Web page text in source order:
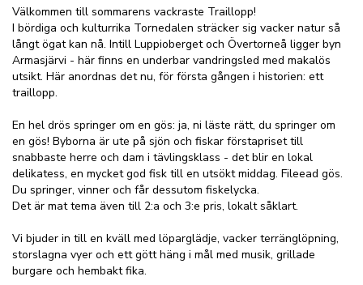
Välkommen till sommarens vackraste Traillopp!
I bördiga och kulturrika Tornedalen sträcker sig vacker natur så
långt ögat kan nå. Intill Luppioberget och Övertorneå ligger byn
Armasjärvi - här finns en underbar vandringsled med makalös
utsikt. Här anordnas det nu, för första gången i historien: ett
traillopp.
En hel drös springer om en gös: ja, ni läste rätt, du springer om
en gös! Byborna är ute på sjön och fiskar förstapriset till
snabbaste herre och dam i tävlingsklass - det blir en lokal
delikatess, en mycket god fisk till en utsökt middag. Fileead gös.
Du springer, vinner och får dessutom fiskelycka.
Det är mat tema även till 2:a och 3:e pris, lokalt såklart.
Vi bjuder in till en kväll med löparglädje, vacker terränglöpning,
storslagna vyer och ett gött häng i mål med musik, grillade
burgare och hembakt fika.